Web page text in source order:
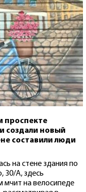
проспекте
создали новый
составили люди
на стене здания по
30/А, здесь
мчит на велосипеде